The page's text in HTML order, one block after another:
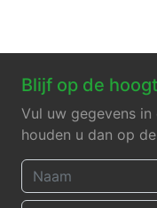
Blijf op de
Vul uw gegevens
houden u dan op